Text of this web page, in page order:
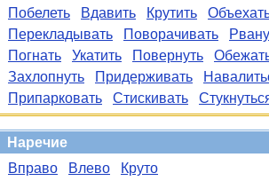
Побелеть
Вдавить Крутить
Перекладывать
Поворачивать
Погнать
Укатить Повернуть
Захлопнуть
Придерживать
Припарковать
Стискивать
Наречие
Вправо
Влево Круто